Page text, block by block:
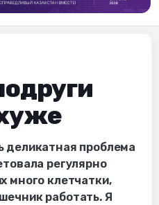
деликатная проблема
регулярно
много клетчатки,
работать. Я